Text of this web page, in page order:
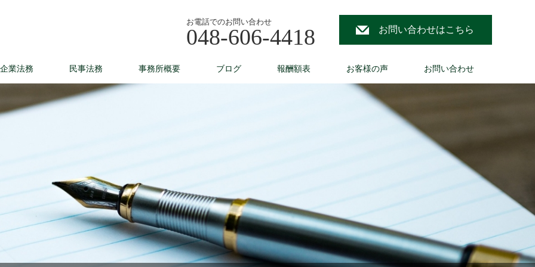
お電話でのお問い合わせ
048-606-4418 お問い合わせはこちら
企業法務 民事法務 事務所概要 ブログ 報酬額表 お客様の声 お問い合わせ